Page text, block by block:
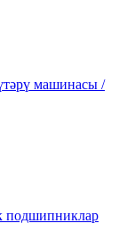
машинасы /
подшипниклар